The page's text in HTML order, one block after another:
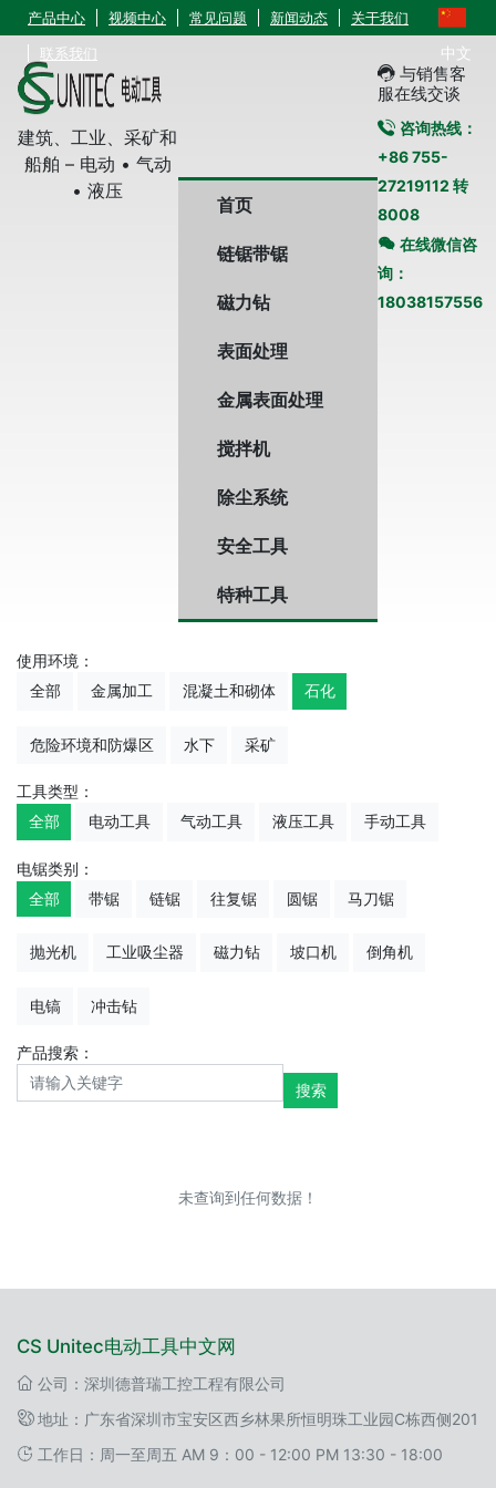
中文
产品中心 视频中心 常见问题 新闻动态
关于我们
联系我们
建筑、工业、采矿和
船舶 – 电动 • 气动
• 液压
与销售客
服在线交谈
咨询热线：
+86 755-
27219112 转
8008
在线微信咨
询：
18038157556
首页
链锯带锯
磁力钻
表面处理
金属表面处理
搅拌机
除尘系统
安全工具
特种工具
使用环境：
全部
金属加工 混凝土和砌体 石化
危险环境和防爆区 水下 采矿
工具类型：
全部
电动工具 气动工具 液压工具 手动工具
电锯类别：
全部
带锯 链锯 往复锯 圆锯 马刀锯
抛光机 工业吸尘器 磁力钻 坡口机 倒角机
电镐 冲击钻
产品搜索：
搜索
未查询到任何数据！
CS Unitec电动工具中文网
公司：深圳德普瑞工控工程有限公司
地址：广东省深圳市宝安区西乡林果所恒明珠工业园C栋西侧201
工作日：周一至周五 AM 9：00 - 12:00 PM 13:30 - 18:00